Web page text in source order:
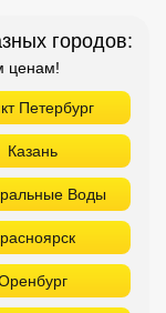
городов:
ценам!
Петербург
Казань
Воды